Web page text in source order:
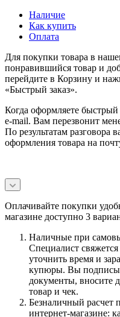
Наличие
Как купить
Оплата
Для покупки товара в
понравившийся товар и
перейдите в Корзину и
«Быстрый заказ».
Когда оформляете
e-mail. Вам перезвонит
По результатам разговора
оформления товара на
Оплачивайте покупки
магазине доступно 3
Наличные при
Специалист
уточнить время и
купюры. Вы
документы, вносите
товар и чек.
Безналичный расчет
интернет-магазине: